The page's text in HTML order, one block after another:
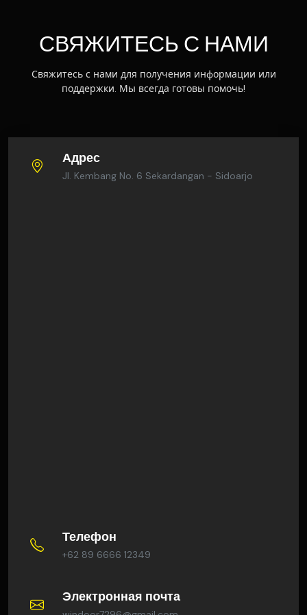
СВЯЖИТЕСЬ С НАМИ
Свяжитесь с нами для получения информации или
поддержки. Мы всегда готовы помочь!
Адрес
Jl. Kembang No. 6 Sekardangan - Sidoarjo
Телефон
+62 89 6666 12349
Электронная почта